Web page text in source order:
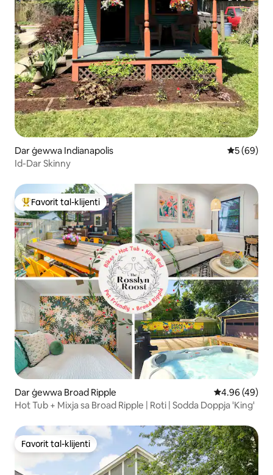
Dar ġewwa Indianapolis Rating
5 (69)
Id-Dar Skinny
Wieħed mill-aqwa favoriti tal-klijenti
Favorit tal-klijenti
Dar ġewwa Broad Ripple Rating medju
4.96 (49)
Hot Tub + Mixja sa Broad Ripple | Roti | Sodda Doppja 'King'
Favorit tal-klijenti
Favorit tal-klijenti